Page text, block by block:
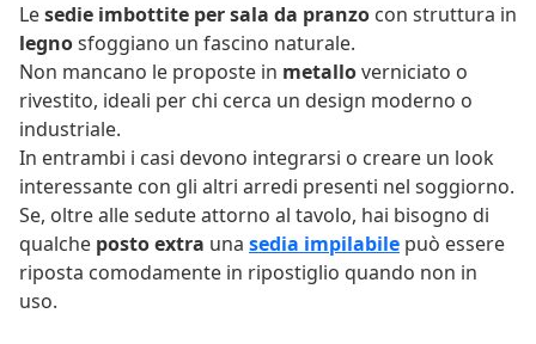
Lesedie imbottite per sala da pranzo con struttura in
legnosfoggiano un fascino naturale.
Non mancano le proposte in metalloverniciato o
rivestito, ideali per chi cerca un design moderno o
industriale.
In entrambi i casi devono integrarsi o creare un look
interessante con gli altri arredi presenti nel soggiorno.
Se, oltre alle sedute attorno al tavolo, hai bisogno di
qualche posto extra una sedia impilabile può essere
riposta comodamente in ripostiglio quando non in
uso.